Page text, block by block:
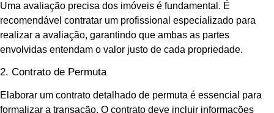
Uma avaliação precisa dos imóveis é fundamental. É
recomendável contratar um profissional especializado para
realizar a avaliação, garantindo que ambas as partes
envolvidas entendam o valor justo de cada propriedade.
2. Contrato de Permuta
Elaborar um contrato detalhado de permuta é essencial para
formalizar a transação. O contrato deve incluir informações